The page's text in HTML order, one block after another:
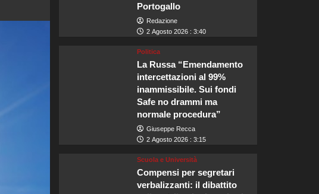
Portogallo
Redazione
2 Agosto 2026 : 3:40
Politica
La Russa “Emendamento
intercettazioni al 99%
inammissibile. Sui fondi
Safe no drammi ma
normale procedura”
Giuseppe Recca
2 Agosto 2026 : 3:15
Scuola e Università
Compensi per segretari
verbalizzanti: il dibattito